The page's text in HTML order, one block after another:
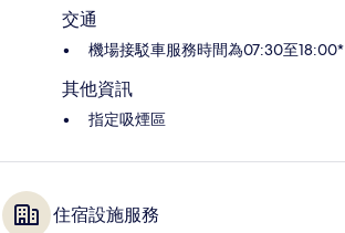
交通
機場接駁車服務時間為07:30至18:00*
其他資訊
指定吸煙區
住宿設施服務